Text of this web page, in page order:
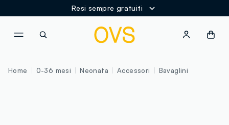
Resi sempre gratuiti
Home 0-36 mesi Neonata Accessori Bavaglini